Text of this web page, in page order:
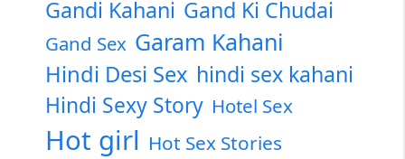
Gandi Kahani Gand Ki Chudai
Gand Sex Garam Kahani
Hindi Desi Sex hindi sex kahani
Hindi Sexy Story Hotel Sex
Hot girl Hot Sex Stories